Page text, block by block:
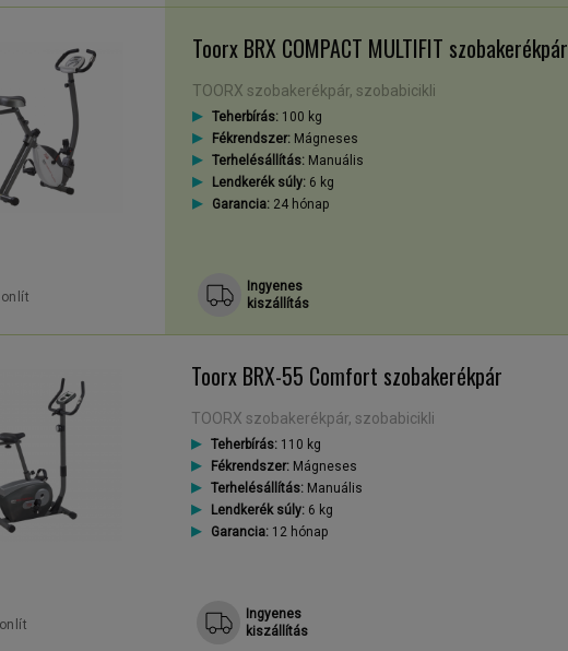
Toorx BRX COMPACT MULTIFIT szobakerékpár
TOORX szobakerékpár, szobabicikli
Teherbírás: 100 kg
Fékrendszer: Mágneses
Terhelésállítás: Manuális
Lendkerék súly: 6 kg
Garancia: 24 hónap
Ingyenes
kiszállítás
Toorx BRX-55 Comfort szobakerékpár
TOORX szobakerékpár, szobabicikli
Teherbírás: 110 kg
Fékrendszer:Mágneses
Terhelésállítás:Manuális
Lendkerék súly:6 kg
Garancia: 12 hónap
Ingyenes
kiszállítás